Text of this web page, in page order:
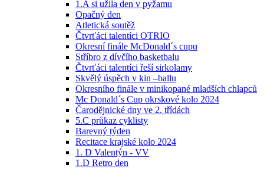
1.A si užila den v pyžamu
Opačný den
Atletická soutěž
Čtvrťáci talentíci OTRIO
Okresní finále McDonald´s cupu
Stříbro z dívčího basketbalu
Čtvrťáci talentíci řeší sirkolamy
Skvělý úspěch v kin –ballu
Okresního finále v minikopané mladších chlapců
Mc Donald´s Cup okrskové kolo 2024
Čarodějnické dny ve 2. třídách
5.C průkaz cyklisty
Barevný týden
Recitace krajské kolo 2024
1. D Valentýn - VV
1.D Retro den